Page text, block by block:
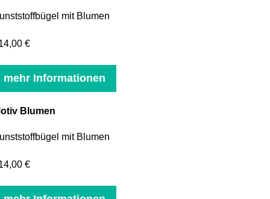
mit Blumen
€
mehr Informationen
Blumen
mit Blumen
€